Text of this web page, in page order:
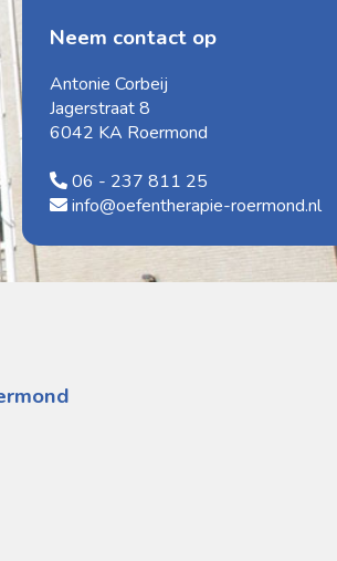
Neem contact op
Antonie Corbeij
Jagerstraat 8
6042 KA Roermond
06 - 237 811 25
info@oefentherapie-roermond.nl